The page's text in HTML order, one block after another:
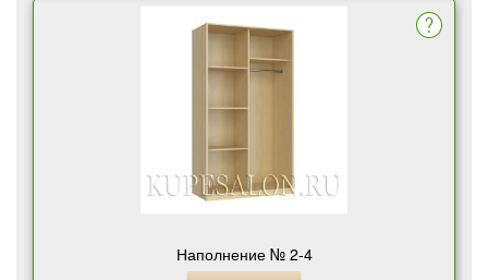
Наполнение № 2-4